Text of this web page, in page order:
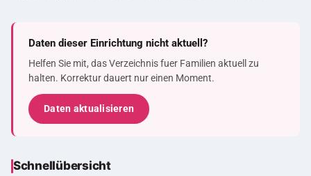
Daten dieser Einrichtung nicht aktuell?
Helfen Sie mit, das Verzeichnis fuer Familien aktuell zu
halten. Korrektur dauert nur einen Moment.
Daten aktualisieren
Schnellübersicht